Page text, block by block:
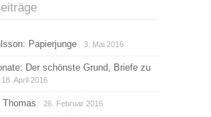
Papierjunge 3. Mai 2016
Der schönste Grund, Briefe zu
18. April 2016
Thomas 26. Februar 2016